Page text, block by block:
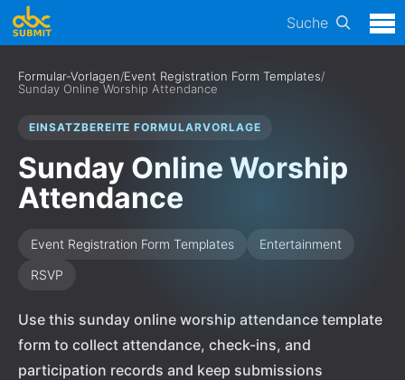
Suche
Formular-Vorlagen/Event Registration Form Templates/
Sunday Online Worship Attendance
EINSATZBEREITE FORMULARVORLAGE
Sunday Online Worship
Attendance
Event Registration Form Templates
Entertainment
RSVP
Use this sunday online worship attendance template
form to collect attendance, check-ins, and
participation records and keep submissions